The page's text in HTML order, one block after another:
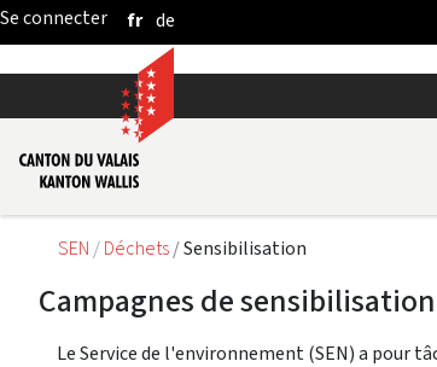
Saut au contenu principal
fr de
SEN Déchets Sensibilisation
Campagnes de sensibilisation
Le Service de l'environnement (SEN) a pour